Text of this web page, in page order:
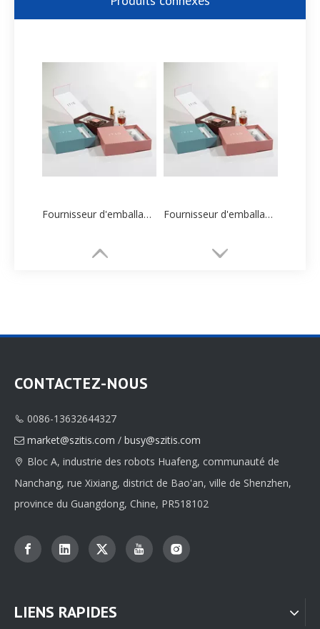
Fournisseur d'emballage de boîtes de soins de la peau personnalisées à extrémité articulée des fabricants chinois Fournisseur d'emballage de boîtes de soins de la peau personnalisées à extrémité articulée des fabricants chinois
CONTACTEZ-NOUS
 0086-13632644327
 market@szitis.com / busy@szitis.com
 Bloc A, industrie des robots Huafeng, communauté de
Nanchang, rue Xixiang, district de Bao'an, ville de Shenzhen,
province du Guangdong, Chine, PR518102
LIENS RAPIDES